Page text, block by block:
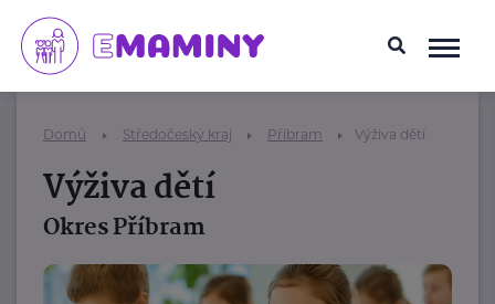
Domů Středočeský kraj Příbram Výživa dětí
Výživa dětí
Okres Příbram